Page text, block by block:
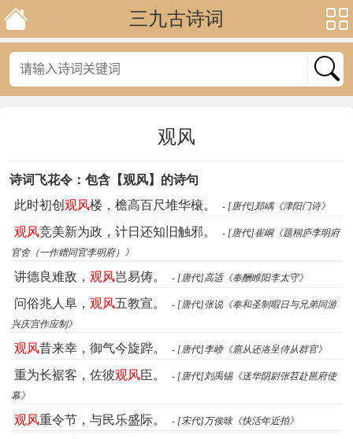
三九古诗词
观风
诗词飞花令：包含【观风】的诗句
此时初创 观风楼，檐高百尺堆华榱。 - [唐代]郑嵎《津阳门诗》
观风竞美新为政，计日还知旧触邪。
- [唐代]崔峒《题桐庐李明府
官舍（一作赠同官李明府）》
讲德良难敌， 观风岂易俦。 - [唐代]高适《奉酬睢阳李太守》
问俗兆人阜， 观风五教宣。
- [唐代]张说《奉和圣制暇日与兄弟同游
兴庆宫作应制》
观风昔来幸，御气今旋跸。 - [唐代]李峤《扈从还洛呈侍从群官》
重为长裾客，佐彼观风臣。
- [唐代]刘禹锡《送华阴尉张苕赴邕府使
幕》
观风重令节，与民乐盛际。 - [宋代]万俟咏《快活年近拍》